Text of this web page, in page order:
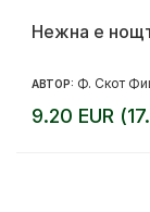
Нежна е
АВТОР: Ф. Скот
9.20 EUR